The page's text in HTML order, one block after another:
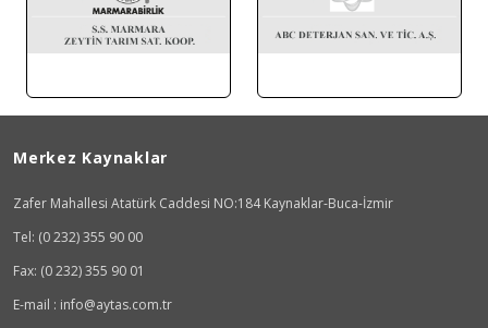
Merkez Kaynaklar
Zafer Mahallesi Atatürk Caddesi NO:184 Kaynaklar-Buca-İzmir
Tel: (0 232) 355 90 00
Fax: (0 232) 355 90 01
E-mail : info@aytas.com.tr